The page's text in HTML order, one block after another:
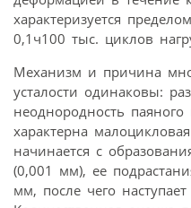
характеризуется
0,1ч100 тыс. циклов
Механизм и причина
усталости одинаковы:
неоднородность
характерна
начинается с
(0,001 мм), ее
мм, после чего